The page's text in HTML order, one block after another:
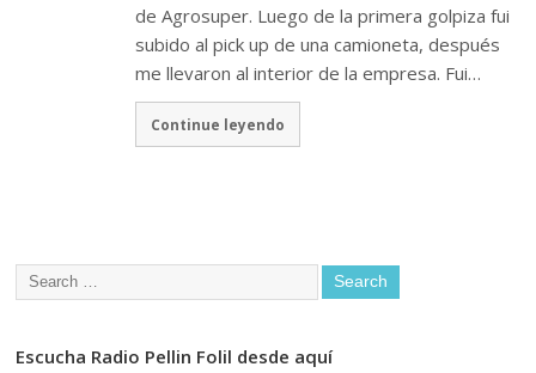
de Agrosuper. Luego de la primera golpiza fui
subido al pick up de una camioneta, después
me llevaron al interior de la empresa. Fui…
Continue leyendo
Escucha Radio Pellin Folil desde aquí